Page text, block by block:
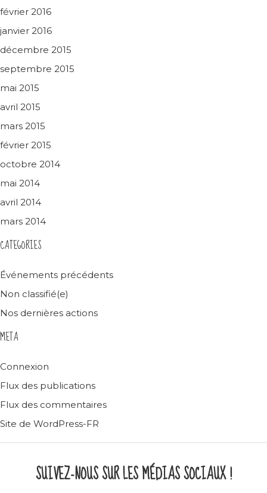
février 2016
janvier 2016
décembre 2015
septembre 2015
mai 2015
avril 2015
mars 2015
février 2015
octobre 2014
mai 2014
avril 2014
mars 2014
CATEGORIES
Événements précédents
Non classifié(e)
Nos dernières actions
META
Connexion
Flux des publications
Flux des commentaires
Site de WordPress-FR
SUIVEZ-NOUS SUR LES MÉDIAS SOCIAUX !